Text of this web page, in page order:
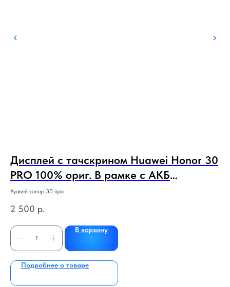
Дисплей с тачскрином Huawei Honor 30
PRO 100% ориг. В рамке с АКБ
(зеленый,черный) НОВЫЕ СЕРВИСНЫЕ
Хуавей хонор 30 про
2 500 р.
В корзину
Подробнее о товаре